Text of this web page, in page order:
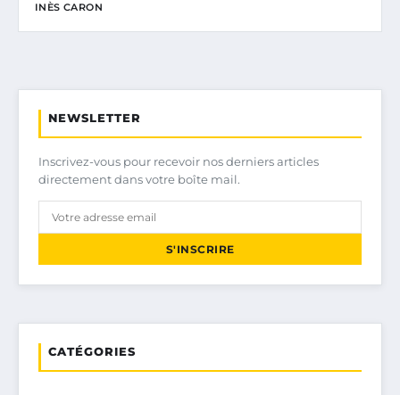
INÈS CARON
NEWSLETTER
Inscrivez-vous pour recevoir nos derniers articles
directement dans votre boîte mail.
S'INSCRIRE
CATÉGORIES